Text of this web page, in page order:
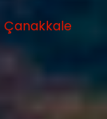
Çanakkale